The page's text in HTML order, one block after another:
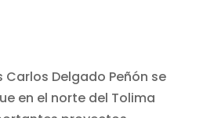
Carlos Delgado Peñón se
en el norte del Tolima